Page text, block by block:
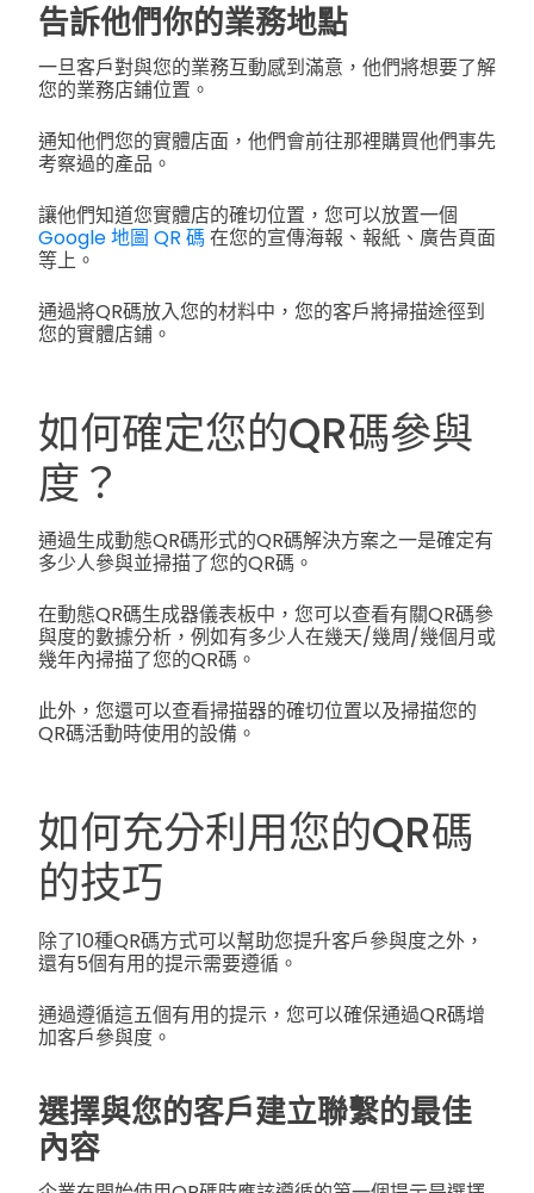
告訴他們你的業務地點
一旦客戶對與您的業務互動感到滿意，他們將想要了解
您的業務店鋪位置。
通知他們您的實體店面，他們會前往那裡購買他們事先
考察過的產品。
讓他們知道您實體店的確切位置，您可以放置一個
Google 地圖 QR 碼 在您的宣傳海報、報紙、廣告頁面
等上。
通過將QR碼放入您的材料中，您的客戶將掃描途徑到
您的實體店鋪。
如何確定您的QR碼參與
度？
通過生成動態QR碼形式的QR碼解決方案之一是確定有
多少人參與並掃描了您的QR碼。
在動態QR碼生成器儀表板中，您可以查看有關QR碼參
與度的數據分析，例如有多少人在幾天/幾周/幾個月或
幾年內掃描了您的QR碼。
此外，您還可以查看掃描器的確切位置以及掃描您的
QR碼活動時使用的設備。
如何充分利用您的QR碼
的技巧
除了10種QR碼方式可以幫助您提升客戶參與度之外，
還有5個有用的提示需要遵循。
通過遵循這五個有用的提示，您可以確保通過QR碼增
加客戶參與度。
選擇與您的客戶建立聯繫的最佳
內容